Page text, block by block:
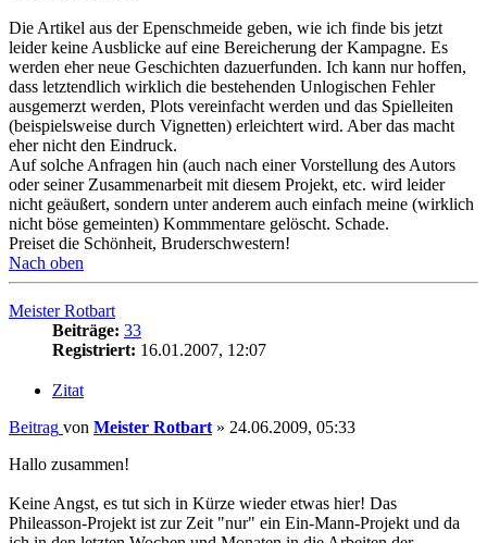
Die Artikel aus der Epenschmeide geben, wie ich finde bis jetzt
leider keine Ausblicke auf eine Bereicherung der Kampagne. Es
werden eher neue Geschichten dazuerfunden. Ich kann nur hoffen,
dass letztendlich wirklich die bestehenden Unlogischen Fehler
ausgemerzt werden, Plots vereinfacht werden und das Spielleiten
(beispielsweise durch Vignetten) erleichtert wird. Aber das macht
eher nicht den Eindruck.
Auf solche Anfragen hin (auch nach einer Vorstellung des Autors
oder seiner Zusammenarbeit mit diesem Projekt, etc. wird leider
nicht geäußert, sondern unter anderem auch einfach meine (wirklich
nicht böse gemeinten) Kommmentare gelöscht. Schade.
Preiset die Schönheit, Bruderschwestern!
Nach oben
Meister Rotbart
Beiträge: 33
Registriert: 16.01.2007, 12:07
Zitat
Beitrag von Meister Rotbart » 24.06.2009, 05:33
Hallo zusammen!
Keine Angst, es tut sich in Kürze wieder etwas hier! Das
Phileasson-Projekt ist zur Zeit "nur" ein Ein-Mann-Projekt und da